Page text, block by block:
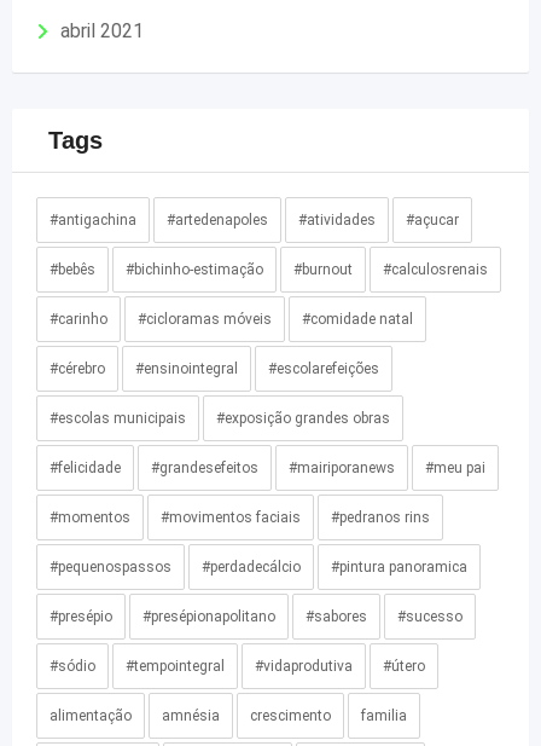
abril 2021
Tags
#antigachina #artedenapoles #atividades #açucar
#bebês #bichinho-estimação #burnout #calculosrenais
#carinho #cicloramas móveis #comidade natal
#cérebro #ensinointegral #escolarefeições
#escolas municipais #exposição grandes obras
#felicidade #grandesefeitos #mairiporanews #meu pai
#momentos #movimentos faciais #pedranos rins
#pequenospassos #perdadecálcio #pintura panoramica
#presépio #presépionapolitano #sabores #sucesso
#sódio #tempointegral #vidaprodutiva #útero
alimentação amnésia crescimento familia